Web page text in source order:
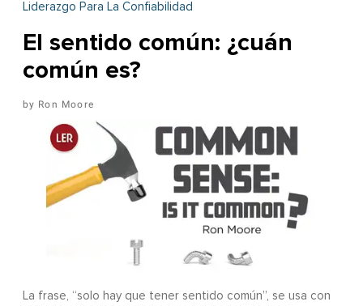
Liderazgo Para La Confiabilidad
El sentido común: ¿cuán
común es?
Ron Moore
La frase, “solo hay que tener sentido común”, se usa con